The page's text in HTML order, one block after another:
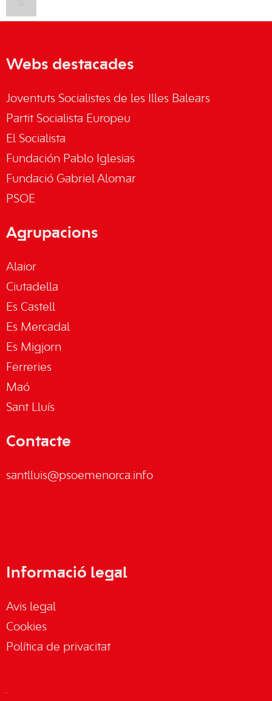
Webs destacades
Joventuts Socialistes de les Illes Balears
Partit Socialista Europeu
El Socialista
Fundación Pablo Iglesias
Fundació Gabriel Alomar
PSOE
Agrupacions
Alaior
Ciutadella
Es Castell
Es Mercadal
Es Migjorn
Ferreries
Maó
Sant Lluís
Contacte
santlluis@psoemenorca.info
Informació legal
Avis legal
Cookies
Política de privacitat